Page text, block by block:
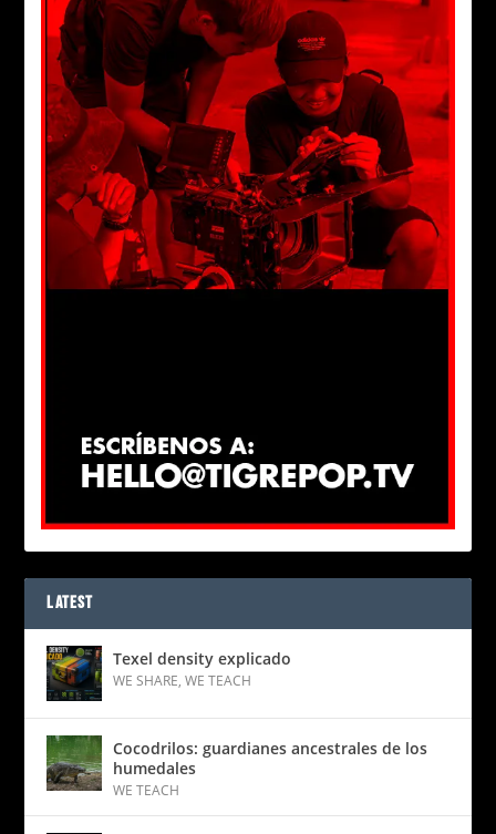
LATEST
Texel density explicado
WE SHARE,WE TEACH
Cocodrilos: guardianes ancestrales de los
humedales
WE TEACH